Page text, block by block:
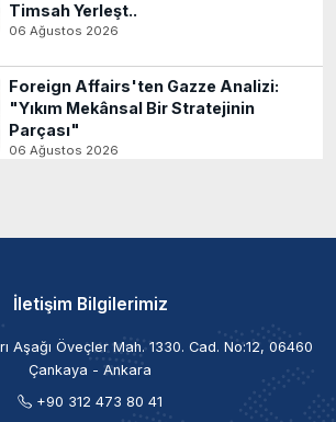
Timsah Yerleşt..
06 Ağustos 2026
Foreign Affairs'ten Gazze Analizi:
"Yıkım Mekânsal Bir Stratejinin
Parçası"
06 Ağustos 2026
İletişim Bilgilerimiz
Aşağı Öveçler Mah. 1330. Cad. No:12, 06460
Çankaya - Ankara
+90 312 473 80 41